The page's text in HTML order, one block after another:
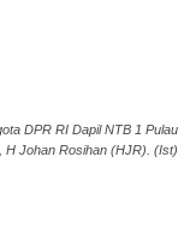
DPR RI Dapil NTB 1 Pulau
H Johan Rosihan (HJR). (Ist)